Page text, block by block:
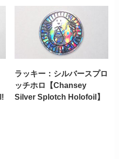
ラッキー：シルバースプロ
ッチホロ【Chansey
Silver Splotch Holofoil】